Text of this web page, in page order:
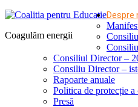
Coagulăm energii
Despre
Consiliul Director –
Consiliu Director –
Rapoarte anuale
Politica de protecție
Presă